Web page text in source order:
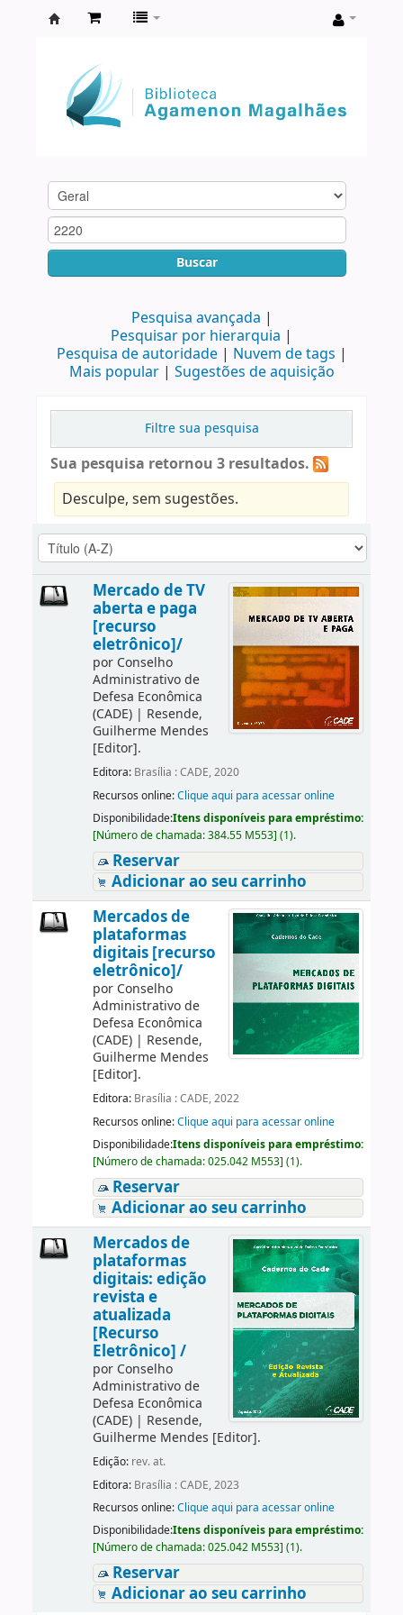
Agamenon
Magalhães
Buscar
Pesquisa avançada
Pesquisar por hierarquia
Pesquisa de autoridade
Nuvem de tags
Mais popular
Sugestões de aquisição
Filtre sua pesquisa
Sua pesquisa retornou 3 resultados.
Desculpe, sem sugestões.
Mercado de TV
aberta e paga
[recurso
eletrônico]/
por Conselho
Administrativo de
Defesa Econômica
(CADE)| Resende,
Guilherme Mendes
[Editor].
Editora: Brasília : CADE, 2020
Recursos online:Clique aqui para acessar online
Disponibilidade:Itens disponíveis para empréstimo:
[Número de chamada:384.55 M553] (1).
Reservar
Adicionar ao seu carrinho
Mercados de
plataformas
digitais [recurso
eletrônico]/
por Conselho
Administrativo de
Defesa Econômica
(CADE)| Resende,
Guilherme Mendes
[Editor].
Editora: Brasília : CADE, 2022
Recursos online:Clique aqui para acessar online
Disponibilidade:Itens disponíveis para empréstimo:
[Número de chamada:025.042 M553] (1).
Reservar
Adicionar ao seu carrinho
Mercados de
plataformas
digitais: edição
revista e
atualizada
[Recurso
Eletrônico] /
por Conselho
Administrativo de
Defesa Econômica
(CADE)| Resende,
Guilherme Mendes [Editor].
Edição: rev. at.
Editora: Brasília : CADE, 2023
Recursos online:Clique aqui para acessar online
Disponibilidade:Itens disponíveis para empréstimo:
[Número de chamada:025.042 M553] (1).
Reservar
Adicionar ao seu carrinho